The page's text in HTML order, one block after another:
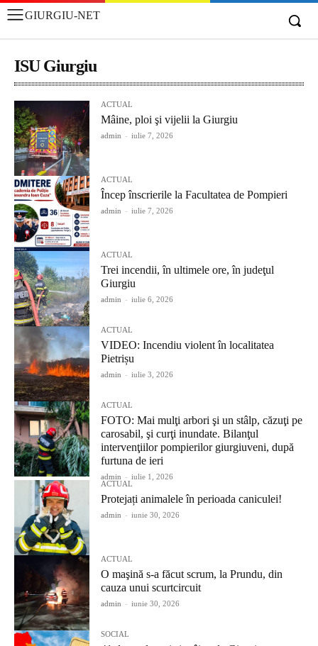
GIURGIU-NET
ISU Giurgiu
ACTUAL
Mâine, ploi şi vijelii la Giurgiu
admin - iulie 7, 2026
ACTUAL
Încep înscrierile la Facultatea de Pompieri
admin - iulie 7, 2026
ACTUAL
Trei incendii, în ultimele ore, în judeţul
Giurgiu
admin - iulie 6, 2026
ACTUAL
VIDEO: Incendiu violent în localitatea
Pietrișu
admin - iulie 3, 2026
ACTUAL
FOTO: Mai mulţi arbori şi un stâlp, căzuţi pe
carosabil, şi curţi inundate. Bilanţul
intervenţiilor pompierilor giurgiuveni, după
furtuna de ieri
admin - iulie 1, 2026
ACTUAL
Protejați animalele în perioada caniculei!
admin - iunie 30, 2026
ACTUAL
O maşină s-a făcut scrum, la Prundu, din
cauza unui scurtcircuit
admin - iunie 30, 2026
SOCIAL